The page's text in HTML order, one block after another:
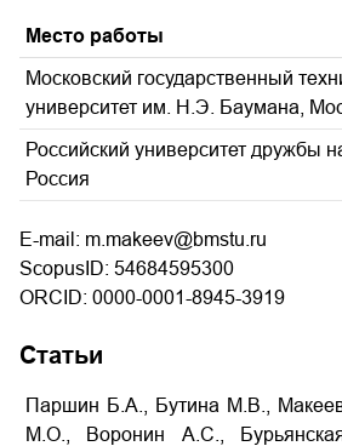
Место работы
Московский государственный
университет им. Н.Э. Баумана,
Российский университет дружбы
Россия
E-mail: m.makeev@bmstu.ru
ScopusID: 54684595300
ORCID: 0000-0001-8945-3919
Статьи
Паршин Б.А., Бутина М.В.,
М.О., Воронин А.С.,